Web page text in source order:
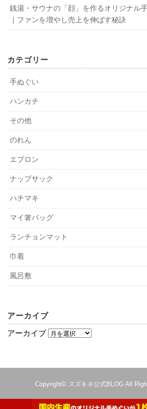
関連記事
枕カバーは、基本的に洗濯機で丸洗い
しかし、何ともいえない臭いやシミのよ
しまったものはどうやって洗濯すればよ
3-1．枕カバーについた汚れの正
前項で、枕に付いた臭いの正体をご紹介
それは皮脂やよだれなのです。
睡眠中のよだれというと、赤ちゃんや子
また、枕カバーは頭を直接つけるもので
いくら髪の毛があるからといっても、皮
皮脂は、毛穴から出る油分です。
なるでしょう。
落とし方とは？
い方もいると思います。
前述したように、枕カバーは寝具の中で
が出る量はそれほど変わりありません。
また、電気毛布やあんか、湯たんぽな
は、夏よりも汗をかく可能性もあります
ですから、冬だからといって洗濯を怠ら
頻繁に洗濯さえしていれば、枕カバーが
こともありません。
う。
薄手の枕カバーならば、手洗いでも十分
洗濯は週に1～2度しかしないという場合
てください。
銭湯・サウナの「顔」を作るオリジナル
｜ファンを増やし売上を伸ばす秘訣
カテゴリー
手ぬぐい
ハンカチ
その他
のれん
エプロン
ナップサック
ハチマキ
マイ箸バッグ
ランチョンマット
巾着
風呂敷
アーカイブ
アーカイブ
Copyright© スズキネ公式BLOG All